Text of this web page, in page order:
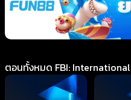
ตอนทั้งหมด FBI: